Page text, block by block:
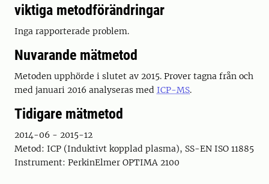
viktiga metodförändringar
Inga rapporterade problem.
Nuvarande mätmetod
Metoden upphörde i slutet av 2015. Prover tagna från och
med januari 2016 analyseras med ICP-MS.
Tidigare mätmetod
2014-06 - 2015-12
Metod: ICP (Induktivt kopplad plasma), SS-EN ISO 11885
Instrument: PerkinElmer OPTIMA 2100